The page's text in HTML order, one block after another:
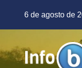
6 de agosto de